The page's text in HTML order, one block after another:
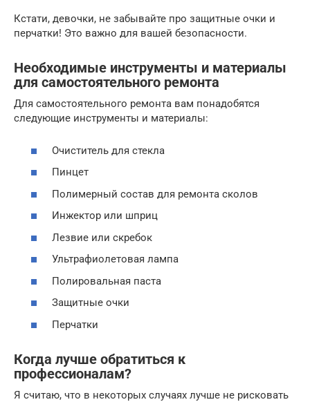
Кстати, девочки, не забывайте про защитные очки и
перчатки! Это важно для вашей безопасности.
Необходимые инструменты и материалы
для самостоятельного ремонта
Для самостоятельного ремонта вам понадобятся
следующие инструменты и материалы:
Очиститель для стекла
Пинцет
Полимерный состав для ремонта сколов
Инжектор или шприц
Лезвие или скребок
Ультрафиолетовая лампа
Полировальная паста
Защитные очки
Перчатки
Когда лучше обратиться к
профессионалам?
Я считаю, что в некоторых случаях лучше не рисковать